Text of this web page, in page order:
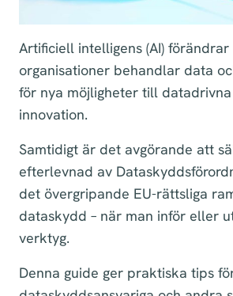
Artificiell intelligens (AI)
organisationer behandlar data
för nya möjligheter till
innovation.
Samtidigt är det avgörande att
efterlevnad av
det övergripande EU-rättsliga
dataskydd – när man inför eller
verktyg.
Denna guide ger praktiska tips